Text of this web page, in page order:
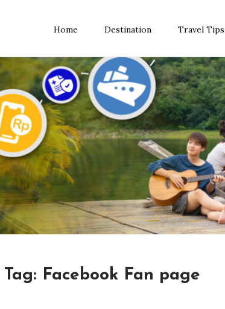
Home Destination Travel Tips
Tag: Facebook Fan page